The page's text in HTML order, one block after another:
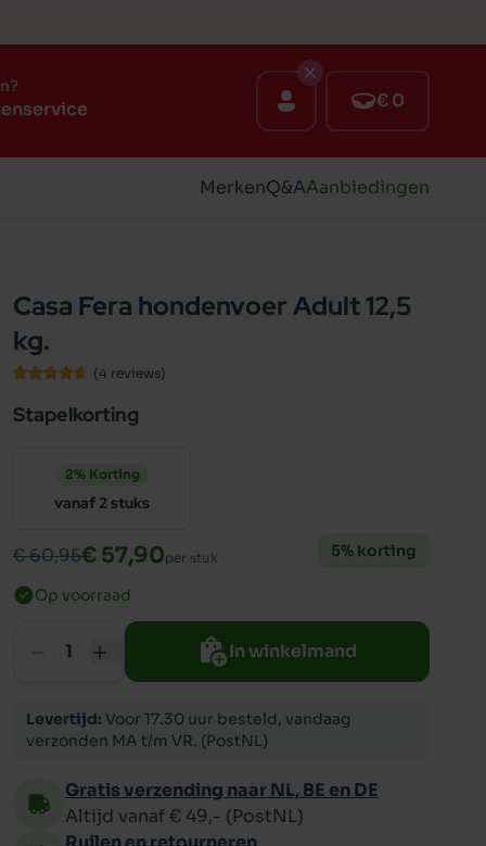
€ 0
MerkenQ&AAanbiedingen
Casa Fera hondenvoer Adult 12,5
kg.
(4 reviews)
Stapelkorting
2% Korting
vanaf 2 stuks
€ 60,95€ 57,90per stuk 5% korting
Op voorraad
In winkelmand
Levertijd: Voor 17.30 uur besteld, vandaag
verzonden MA t/m VR. (PostNL)
Gratis verzending naar NL, BE en DE
Altijd vanaf € 49,- (PostNL)